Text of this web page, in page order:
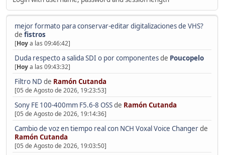
mejor formato para conservar-editar digitalizaciones de VHS?
de fistros
[Hoya las 09:46:42]
Duda respecto a salida SDI o por componentesde Poucopelo
[Hoya las 09:43:32]
Filtro ND de Ramón Cutanda
[05 de Agosto de 2026, 19:23:53]
Sony FE 100-400mm F5.6-8 OSSde Ramón Cutanda
[05 de Agosto de 2026, 19:14:36]
Cambio de voz en tiempo real con NCH Voxal Voice Changerde
Ramón Cutanda
[05 de Agosto de 2026, 19:03:50]